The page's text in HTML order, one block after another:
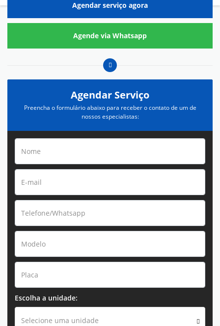
Agendar serviço agora
Agende via Whatsapp
Agendar Serviço
Preencha o formulário abaixo para receber o contato de um de
nossos especialistas:
Escolha a unidade:
Selecione uma unidade